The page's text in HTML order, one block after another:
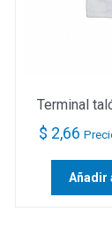
Terminal
$ 2,66
Añadir